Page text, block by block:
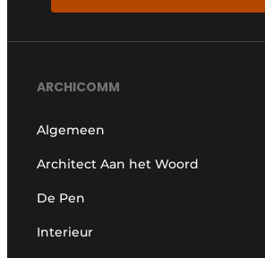
ARCHICOMM
Algemeen
Architect Aan het Woord
De Pen
Interieur